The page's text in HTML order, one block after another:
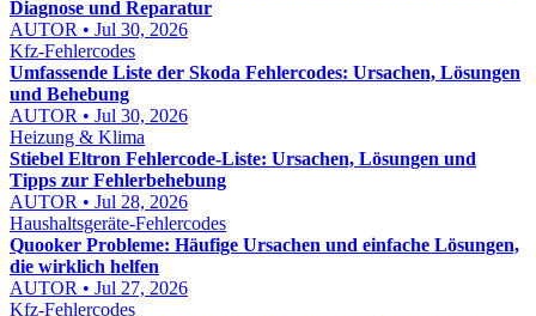
Diagnose und Reparatur
AUTOR • Jul 30, 2026
Kfz-Fehlercodes
Umfassende Liste der Skoda Fehlercodes: Ursachen, Lösungen
und Behebung
AUTOR • Jul 30, 2026
Heizung & Klima
Stiebel Eltron Fehlercode-Liste: Ursachen, Lösungen und
Tipps zur Fehlerbehebung
AUTOR • Jul 28, 2026
Haushaltsgeräte-Fehlercodes
Quooker Probleme: Häufige Ursachen und einfache Lösungen,
die wirklich helfen
AUTOR • Jul 27, 2026
Kfz-Fehlercodes